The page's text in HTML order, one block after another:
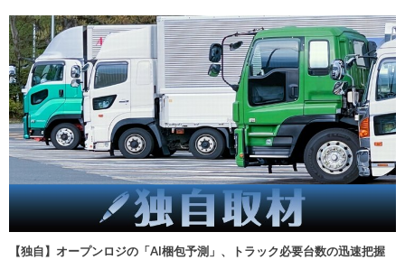
【独自】オープンロジの「AI梱包予測」、トラック必要台数の迅速把握